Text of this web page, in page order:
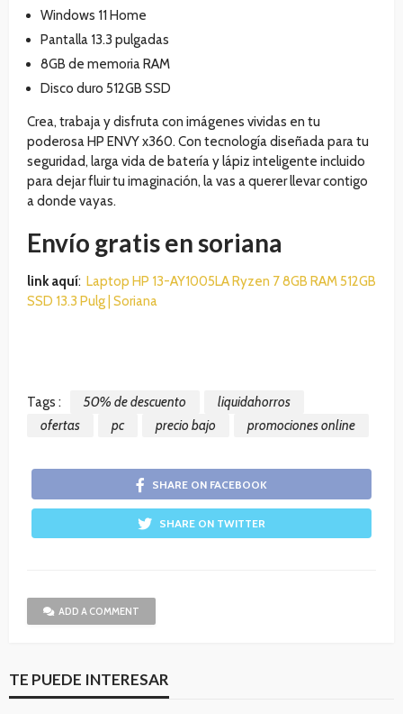
Windows 11 Home
Pantalla 13.3 pulgadas
8GB de memoria RAM
Disco duro 512GB SSD
Crea, trabaja y disfruta con imágenes vividas en tu
poderosa HP ENVY x360. Con tecnología diseñada para tu
seguridad, larga vida de batería y lápiz inteligente incluido
para dejar fluir tu imaginación, la vas a querer llevar contigo
a donde vayas.
Envío gratis en soriana
link aquí: Laptop HP 13-AY1005LA Ryzen 7 8GB RAM 512GB
SSD 13.3 Pulg | Soriana
Tags : 50% de descuento
liquidahorros
ofertas
pc precio bajo promociones online
SHARE ON FACEBOOK
SHARE ON TWITTER
ADD A COMMENT
TE PUEDE INTERESAR